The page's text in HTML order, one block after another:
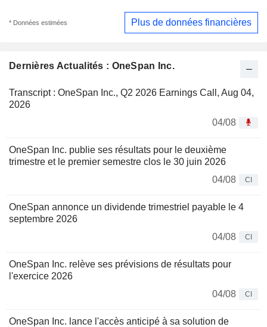
Dernières Actualités : OneSpan Inc.
Transcript : OneSpan Inc., Q2 2026 Earnings Call, Aug 04,
2026
04/08
OneSpan Inc. publie ses résultats pour le deuxième
trimestre et le premier semestre clos le 30 juin 2026
04/08
CI
OneSpan annonce un dividende trimestriel payable le 4
septembre 2026
04/08
CI
OneSpan Inc. relève ses prévisions de résultats pour
l'exercice 2026
04/08
CI
OneSpan Inc. lance l'accès anticipé à sa solution de
* Données estimées Plus de données financières